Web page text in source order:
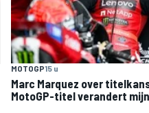
MOTOGP15 u
Marc Marquez over
MotoGP-titel verandert